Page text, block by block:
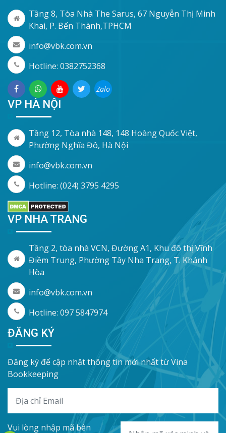
Tầng 8, Tòa Nhà The Sarus, 67 Nguyễn Thị Minh
Khai, P. Bến Thành,TPHCM
info@vbk.com.vn
Hotline: 0382752368
Zalo
VP HÀ NỘI
Tầng 12, Tòa nhà 148, 148 Hoàng Quốc Việt,
Phường Nghĩa Đô, Hà Nội
info@vbk.com.vn
Hotline: (024) 3795 4295
VP NHA TRANG
Tầng 2, tòa nhà VCN, Đường A1, Khu đô thị Vĩnh
Điềm Trung, Phường Tây Nha Trang, T. Khánh
Hòa
info@vbk.com.vn
Hotline: 097 5847974
ĐĂNG KÝ
Đăng ký để cập nhật thông tin mới nhất từ Vina
Bookkeeping
Vui lòng nhập mã bên